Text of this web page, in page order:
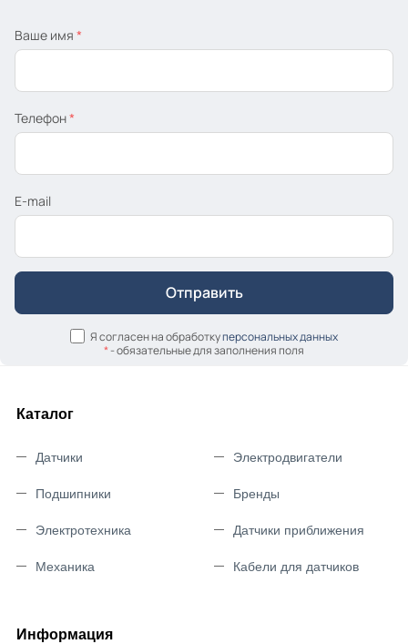
Ваше имя *
Телефон*
E-mail
Я согласен на обработкуперсональных данных
*- обязательные для заполнения поля
Каталог
Датчики
Подшипники
Электротехника
Механика
Электродвигатели
Бренды
Датчики приближения
Кабели для датчиков
Информация